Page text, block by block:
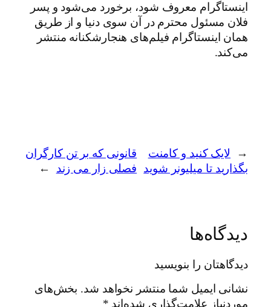
اینستاگرام معروف شود، برخورد می‌شود و پسر
فلان مسئول محترم در آن سوی دنیا و از طریق
همان اینستاگرام فیلم‌های هنجارشکنانه منتشر
می‌کند.
←
لایک کنید و کامنت
بگذارید تا ميليونر شوید
قانونی که بر تن کارگران
فصلی زار می زند
→
دیدگاه‌ها
دیدگاهتان را بنویسید
نشانی ایمیل شما منتشر نخواهد شد. بخش‌های
موردنیاز علامت‌گذاری شده‌اند *